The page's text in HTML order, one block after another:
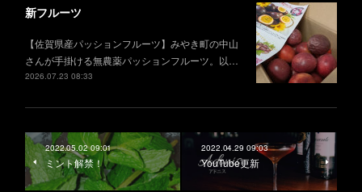
新フルーツ
【佐賀県産パッションフルーツ】みやき町の中山
さんが手掛ける無農薬パッションフルーツ。以…
2026.07.23 08:33
2022.05.02 09:01
ミント解禁！
2022.04.29 09:03
YouTube更新